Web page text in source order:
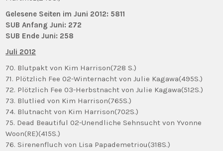
Gelesene Seiten im Juni 2012: 5811
SUB Anfang Juni: 272
SUB Ende Juni: 258
Juli 2012
70. Blutpakt von Kim Harrison(728 S.)
71. Plötzlich Fee 02-Winternacht von Julie Kagawa(495S.)
72. Plötzlich Fee 03-Herbstnacht von Julie Kagawa(512S.)
73. Blutlied von Kim Harrison(765S.)
74. Blutnacht von Kim Harrison(702S.)
75. Dead Beautiful 02-Unendliche Sehnsucht von Yvonne
Woon(RE)(415S.)
76. Sirenenfluch von Lisa Papademetriou(318S.)